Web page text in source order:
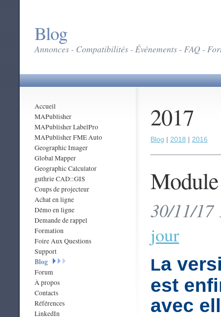
Blog
Annonces - Compatibilités - Événements - FAQ -
Accueil
MAPublisher
MAPublisher LabelPro
MAPublisher FME Auto
Geographic Imager
Global Mapper
Geographic Calculator
guthrie CAD::GIS
Coups de projecteur
Achat en ligne
Démo en ligne
Demande de rappel
Formation
Foire Aux Questions
Support
Blog
Forum
À propos
Contacts
Références
LinkedIn
2017
Blog 2018 2016
30/11/17
jour
La
est
avec